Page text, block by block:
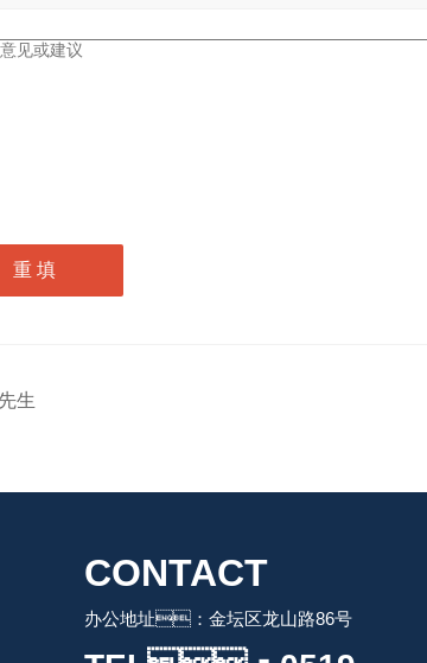
生
CONTACT
办公地址：金坛区龙山路86号